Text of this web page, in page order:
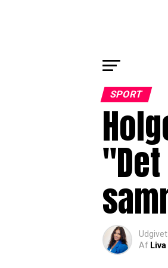
SPORT
Udgivet
Af Liva